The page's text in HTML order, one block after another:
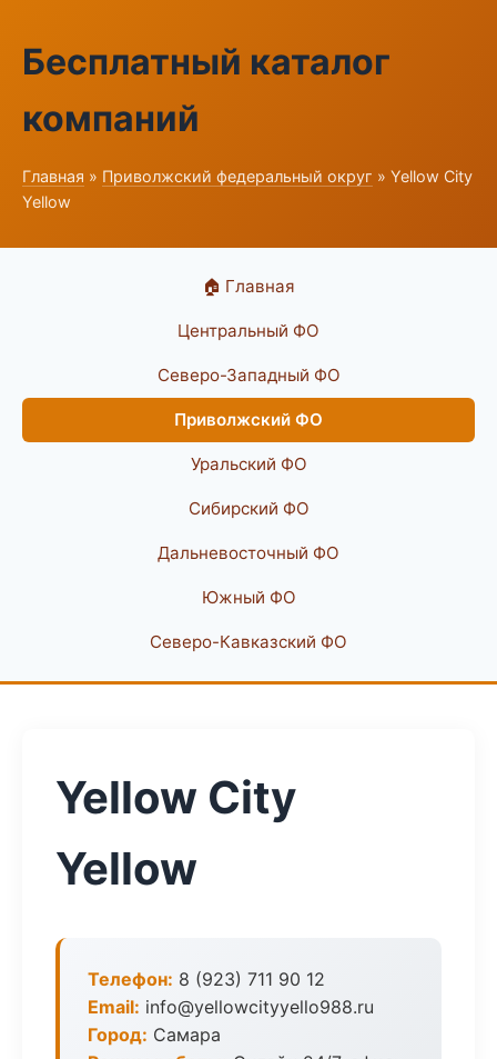
Бесплатный каталог
компаний
Главная » Приволжский федеральный округ » Yellow City
Yellow
🏠 Главная
Центральный ФО
Северо-Западный ФО
Приволжский ФО
Уральский ФО
Сибирский ФО
Дальневосточный ФО
Южный ФО
Северо-Кавказский ФО
Yellow City
Yellow
Телефон: 8 (923) 711 90 12
Email: info@yellowcityyello988.ru
Город: Самара